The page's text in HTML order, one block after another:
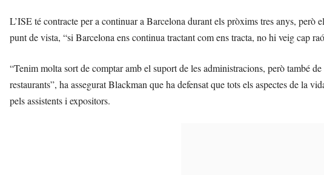
L’ISE té contracte per a continuar a Barcelona durant els pròxims tres anys, però
punt de vista, “si Barcelona ens continua tractant com ens tracta, no hi veig cap
“Tenim molta sort de comptar amb el suport de les administracions, però també
restaurants”, ha assegurat Blackman que ha defensat que tots els aspectes de la
pels assistents i expositors.